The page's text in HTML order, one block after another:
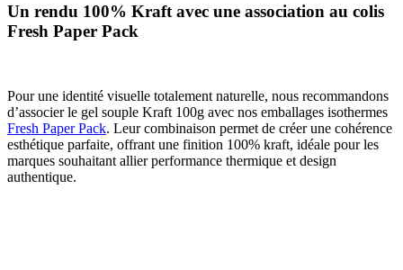
Un rendu 100% Kraft avec une association au colis
Fresh Paper Pack
Pour une identité visuelle totalement naturelle, nous recommandons
d’associer le gel souple Kraft 100g avec nos emballages isothermes
Fresh Paper Pack. Leur combinaison permet de créer une cohérence
esthétique parfaite, offrant une finition 100% kraft, idéale pour les
marques souhaitant allier performance thermique et design
authentique.